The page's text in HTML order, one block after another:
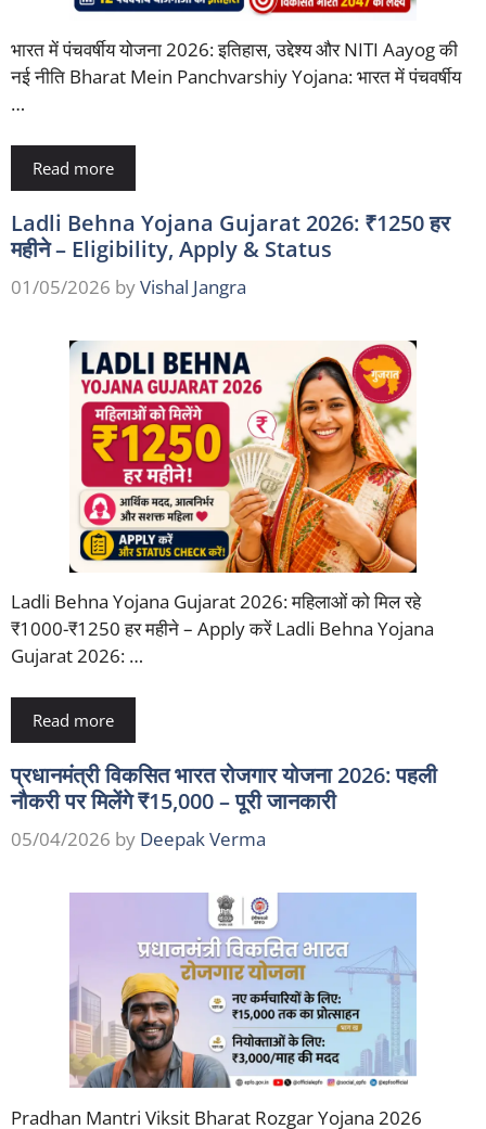
भारत में पंचवर्षीय योजना 2026: इतिहास, उद्देश्य और NITI Aayog की
नई नीति Bharat Mein Panchvarshiy Yojana: भारत में पंचवर्षीय
…
Read more
Ladli Behna Yojana Gujarat 2026: ₹1250 हर
महीने – Eligibility, Apply & Status
01/05/2026 byVishal Jangra
Ladli Behna Yojana Gujarat 2026: महिलाओं को मिल रहे
₹1000-₹1250 हर महीने – Apply करें Ladli Behna Yojana
Gujarat 2026: …
Read more
प्रधानमंत्री विकसित भारत रोजगार योजना 2026: पहली
नौकरी पर मिलेंगे ₹15,000 – पूरी जानकारी
05/04/2026 by Deepak Verma
Pradhan Mantri Viksit Bharat Rozgar Yojana 2026